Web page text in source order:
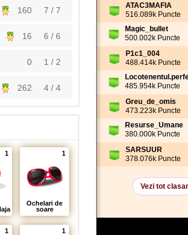
ATAC3MAFIA
516.089k Puncte
Magic_bullet
500.002k Puncte
P1c1_004
488.414k Puncte
485.954k Puncte
Greu_de_omis
473.223k Puncte
Resurse_Umane
380.000k Puncte
SARSUUR
378.076k Puncte
Vezi tot
7 / 7
160
6 / 6
16
1 / 2
0
4 / 4
262
1 1
Ochelari de
soare
1 1